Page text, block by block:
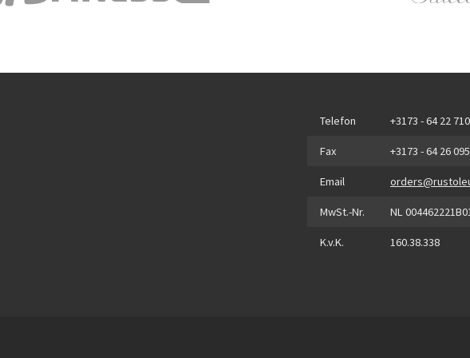
Telefon +3173 - 64 22 710
Fax +3173 - 64 26 095
Email
MwSt.-Nr. NL
K.v.K. 160.38.338